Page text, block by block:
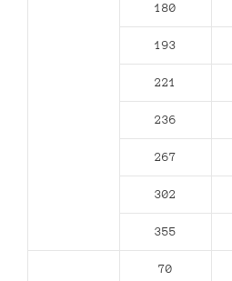
180
193
221
236
267
302
355
70